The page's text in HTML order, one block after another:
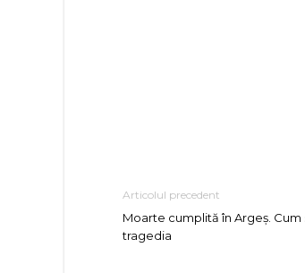
Articolul precedent
Moarte cumplită în Argeș. Cum
tragedia